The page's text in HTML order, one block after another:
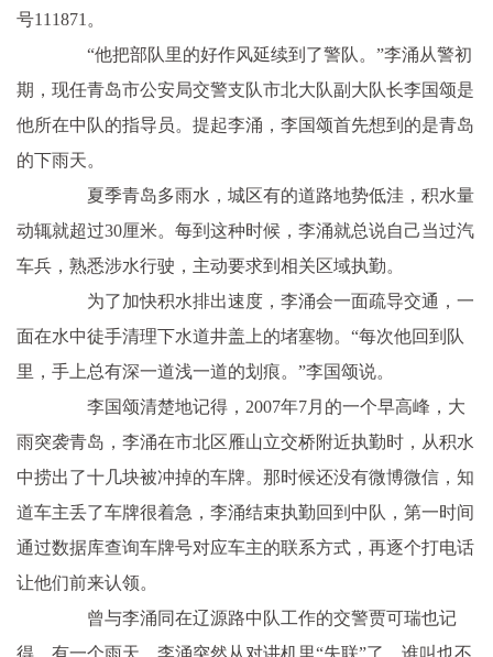
号111871。
“他把部队里的好作风延续到了警队。”李涌从警初
期，现任青岛市公安局交警支队市北大队副大队长李国颂是
他所在中队的指导员。提起李涌，李国颂首先想到的是青岛
的下雨天。
夏季青岛多雨水，城区有的道路地势低洼，积水量
动辄就超过30厘米。每到这种时候，李涌就总说自己当过汽
车兵，熟悉涉水行驶，主动要求到相关区域执勤。
为了加快积水排出速度，李涌会一面疏导交通，一
面在水中徒手清理下水道井盖上的堵塞物。“每次他回到队
里，手上总有深一道浅一道的划痕。”李国颂说。
李国颂清楚地记得，2007年7月的一个早高峰，大
雨突袭青岛，李涌在市北区雁山立交桥附近执勤时，从积水
中捞出了十几块被冲掉的车牌。那时候还没有微博微信，知
道车主丢了车牌很着急，李涌结束执勤回到中队，第一时间
通过数据库查询车牌号对应车主的联系方式，再逐个打电话
让他们前来认领。
曾与李涌同在辽源路中队工作的交警贾可瑞也记
得，有一个雨天，李涌突然从对讲机里“失联”了，谁叫也不